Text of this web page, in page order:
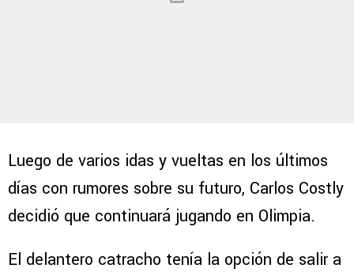
Luego de varios idas y vueltas en los últimos
días con rumores sobre su futuro, Carlos Costly
decidió que continuará jugando en Olimpia.
El delantero catracho tenía la opción de salir a